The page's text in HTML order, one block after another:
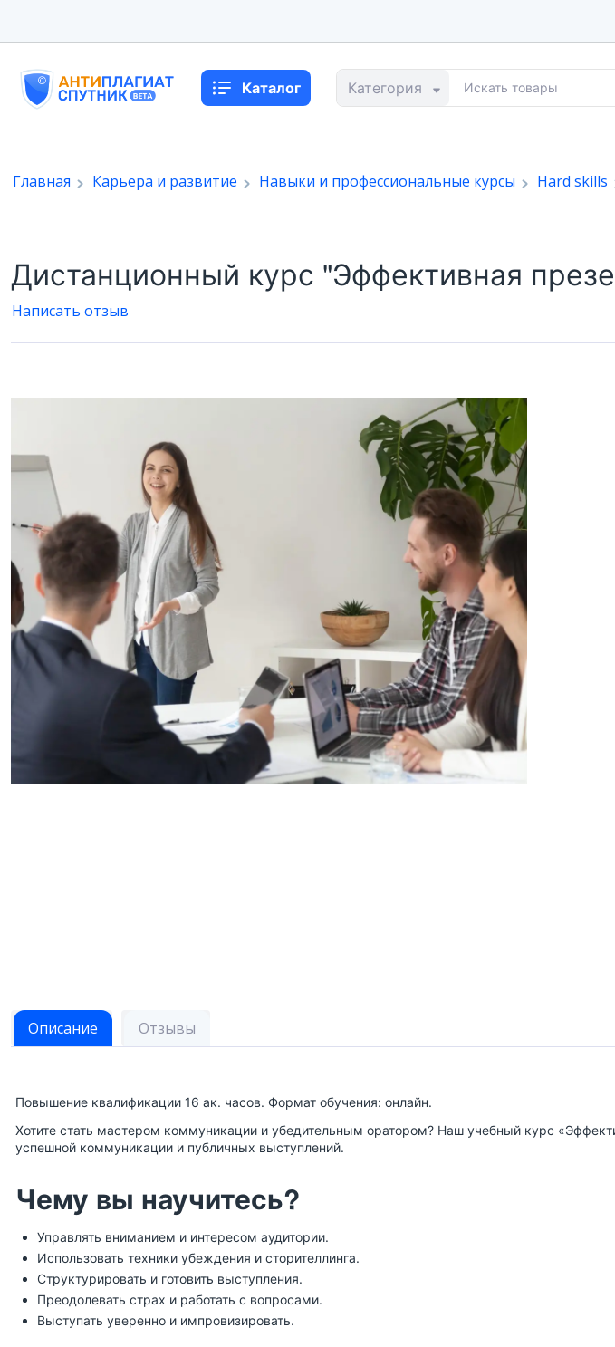
Каталог Категория
Главная Карьера и развитие Навыки и профессиональные курсы Hard skills
Дистанционный курс "Эффективная
Написать отзыв
Описание Отзывы
Повышение квалификации 16 ак. часов. Формат обучения: онлайн.
Хотите стать мастером коммуникации и убедительным оратором? Наш учебный курс
успешной коммуникации и публичных выступлений.
Чему вы научитесь?
Управлять вниманием и интересом аудитории.
Использовать техники убеждения и сторителлинга.
Структурировать и готовить выступления.
Преодолевать страх и работать с вопросами.
Выступать уверенно и импровизировать.